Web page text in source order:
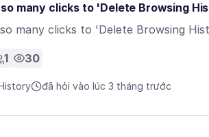
many clicks to 'Delete Browsing
many clicks to 'Delete Browsing
1 30
đã hỏi vào lúc 3 tháng trước